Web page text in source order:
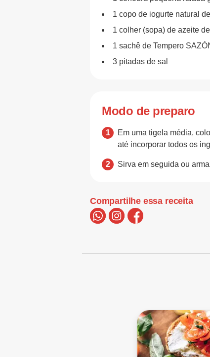
1 copo de iogurte natural
1 colher (sopa) de azeite
1 sachê de Tempero
3 pitadas de sal
Modo de preparo
Em uma tigela média,
até incorporar todos os
Sirva em seguida ou
Compartilhe essa receita